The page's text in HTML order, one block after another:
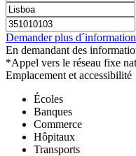
Demander plus
En demandant des
*Appel vers le réseau fixe
Emplacement et accessibilité
Écoles
Banques
Commerce
Hôpitaux
Transports